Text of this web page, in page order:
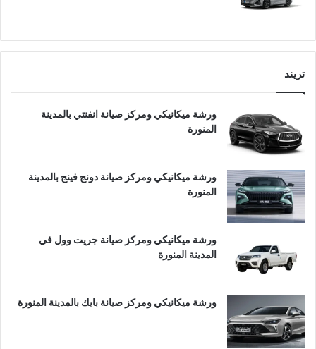
تريند
ورشة ميكانيكي ومركز صيانة انفنتي بالمدينة
المنورة
ورشة ميكانيكي ومركز صيانة دونج فينج بالمدينة
المنورة
ورشة ميكانيكي ومركز صيانة جريت وول في
المدينة المنورة
ورشة ميكانيكي ومركز صيانة بايك بالمدينة المنورة